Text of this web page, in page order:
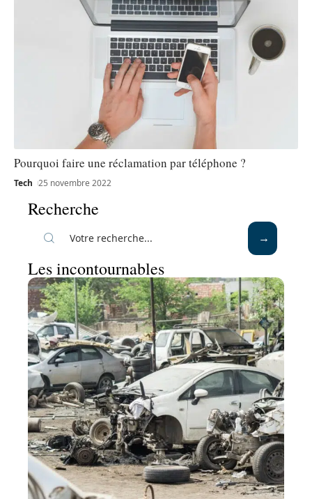
Pourquoi faire une réclamation par téléphone ?
Tech 25 novembre 2022
Recherche
Les incontournables